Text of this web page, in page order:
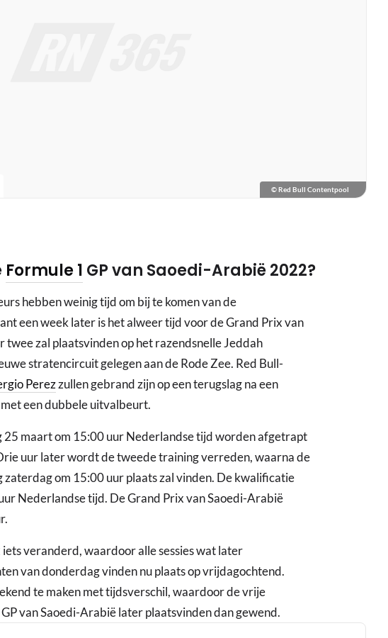
© Red Bull Contentpool
Formule 1 GP van Saoedi-Arabië 2022?
hebben weinig tijd om bij te komen van de
een week later is het alweer tijd voor de Grand Prix van
twee zal plaatsvinden op het razendsnelle Jeddah
stratencircuit gelegen aan de Rode Zee. Red Bull-
Perezzullen gebrand zijn op een terugslag na een
een dubbele uitvalbeurt.
25 maart om 15:00 uur Nederlandse tijd worden afgetrapt
uur later wordt de tweede training verreden, waarna de
om 15:00 uur plaats zal vinden. De kwalificatie
Nederlandse tijd. De Grand Prix van Saoedi-Arabië
veranderd, waardoor alle sessies wat later
van donderdag vinden nu plaats op vrijdagochtend.
te maken met tijdsverschil, waardoor de vrije
van Saoedi-Arabië later plaatsvinden dan gewend.